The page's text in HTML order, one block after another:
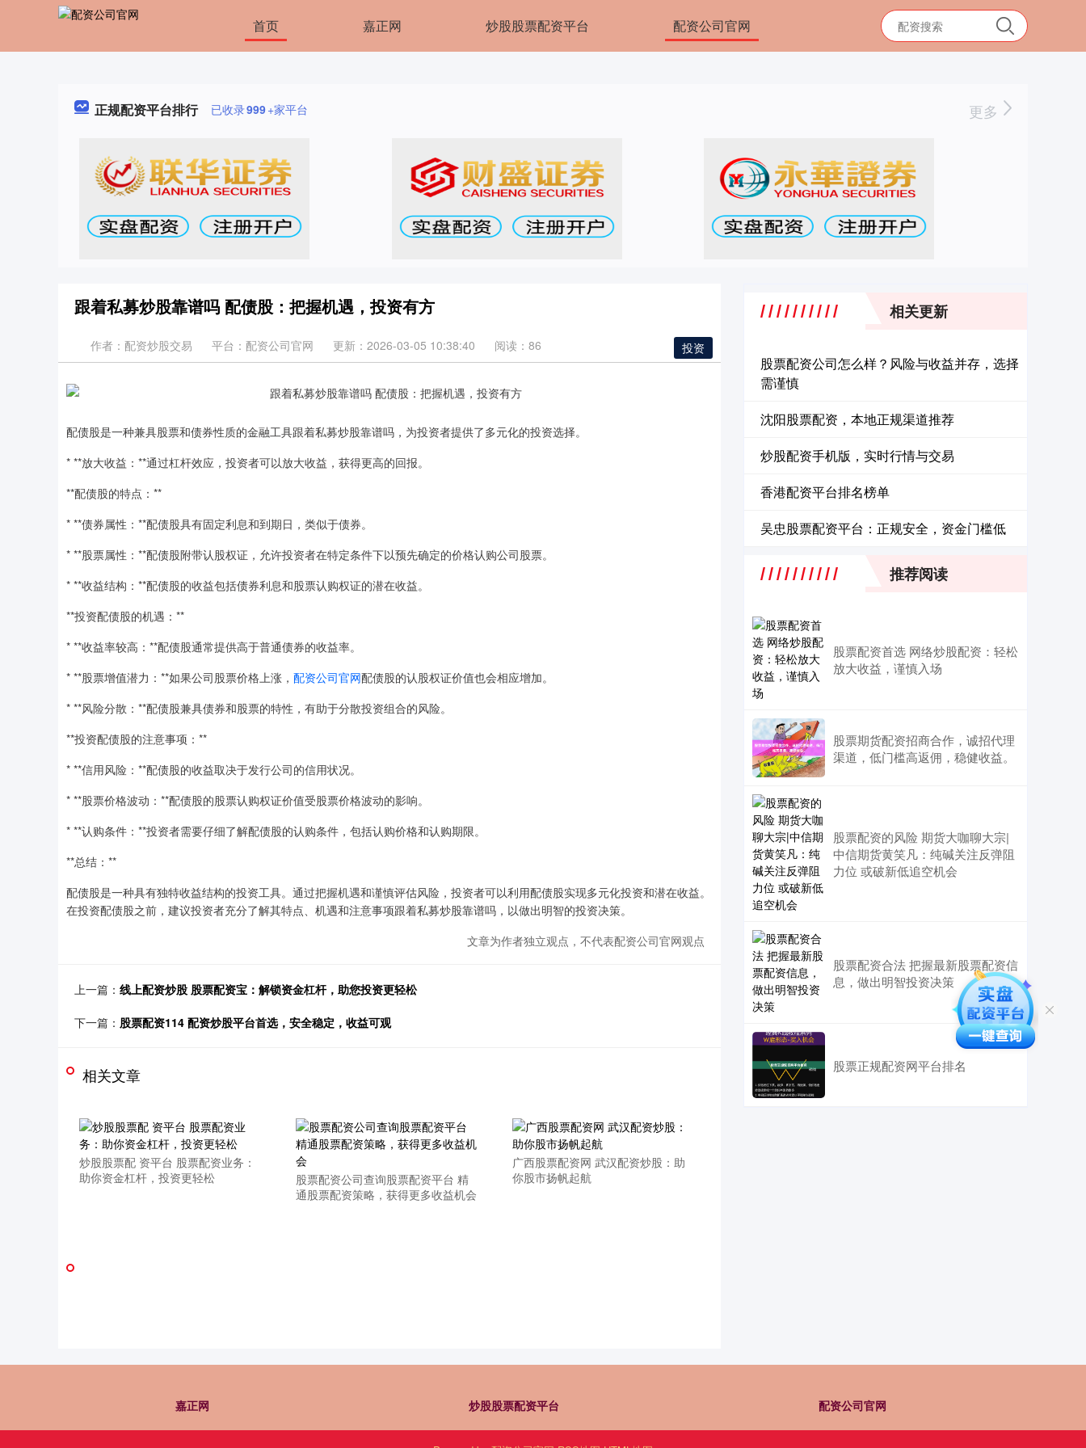
首页 嘉正网 炒股股票配资平台 配资公司官网
正规配资平台排行 已收录999+家平台 更多
跟着私募炒股靠谱吗 配债股：把握机遇，投资有方
投资
作者：配资炒股交易 平台：配资公司官网 更新：2026-03-05 10:38:40 阅读：86
配债股是一种兼具股票和债券性质的金融工具跟着私募炒股靠谱吗，为投资者提供了多元化的投资选择。
* **放大收益：**通过杠杆效应，投资者可以放大收益，获得更高的回报。
**配债股的特点：**
* **债券属性：**配债股具有固定利息和到期日，类似于债券。
* **股票属性：**配债股附带认股权证，允许投资者在特定条件下以预先确定的价格认购公司股票。
* **收益结构：**配债股的收益包括债券利息和股票认购权证的潜在收益。
**投资配债股的机遇：**
* **收益率较高：**配债股通常提供高于普通债券的收益率。
* **股票增值潜力：**如果公司股票价格上涨， 配资公司官网配债股的认股权证价值也会相应增加。
* **风险分散：**配债股兼具债券和股票的特性，有助于分散投资组合的风险。
**投资配债股的注意事项：**
* **信用风险：**配债股的收益取决于发行公司的信用状况。
* **股票价格波动：**配债股的股票认购权证价值受股票价格波动的影响。
* **认购条件：**投资者需要仔细了解配债股的认购条件，包括认购价格和认购期限。
**总结：**
配债股是一种具有独特收益结构的投资工具。通过把握机遇和谨慎评估风险，投资者可以利用配债股实现多元化投资和潜在收益。
在投资配债股之前，建议投资者充分了解其特点、机遇和注意事项跟着私募炒股靠谱吗，以做出明智的投资决策。
文章为作者独立观点，不代表配资公司官网观点
上一篇： 线上配资炒股 股票配资宝：解锁资金杠杆，助您投资更轻松
下一篇： 股票配资114 配资炒股平台首选，安全稳定，收益可观
相关文章
炒股股票配 资平台 股票配资业务：
助你资金杠杆，投资更轻松
股票配资公司查询股票配资平台 精
通股票配资策略，获得更多收益机会
广西股票配资网 武汉配资炒股：助
你股市扬帆起航
相关更新
股票配资公司怎么样？风险与收益并存，选择
需谨慎
沈阳股票配资，本地正规渠道推荐
炒股配资手机版，实时行情与交易
香港配资平台排名榜单
吴忠股票配资平台：正规安全，资金门槛低
推荐阅读
股票配资首选 网络炒股配资：轻松
放大收益，谨慎入场
股票期货配资招商合作，诚招代理
渠道，低门槛高返佣，稳健收益。
股票配资的风险 期货大咖聊大宗|
中信期货黄笑凡：纯碱关注反弹阻
力位 或破新低追空机会
股票配资合法 把握最新股票配资信
息，做出明智投资决策
股票正规配资网平台排名
嘉正网 炒股股票配资平台 配资公司官网